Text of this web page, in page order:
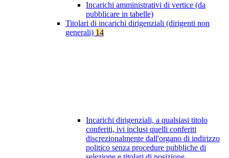
Incarichi amministrativi di vertice (da
pubblicare in tabelle)
Titolari di incarichi dirigenziali (dirigenti non
generali) 14
Incarichi dirigenziali, a qualsiasi titolo
conferiti, ivi inclusi quelli conferiti
discrezionalmente dall'organo di indirizzo
politico senza procedure pubbliche di